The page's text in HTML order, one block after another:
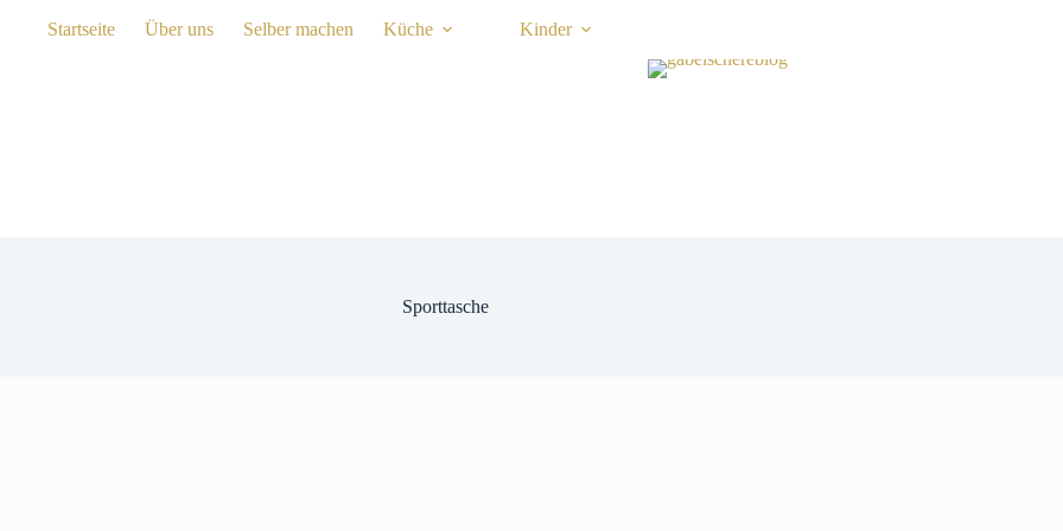
Startseite Über uns Selber machen Küche Kinder
Sporttasche